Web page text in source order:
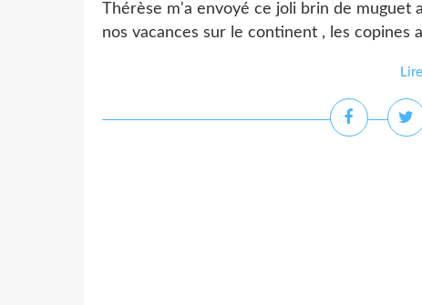
Thérèse m'a envoyé ce joli brin de muguet
nos vacances sur le continent , les copines